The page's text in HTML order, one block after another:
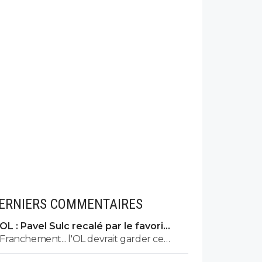
COMMENTAIRES
OL : Pavel Sulc recalé par le favori
numéro 1 du mercato
Franchement... l'OL devrait garder ce
joueur.